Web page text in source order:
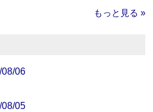
もっと見る »
06
05